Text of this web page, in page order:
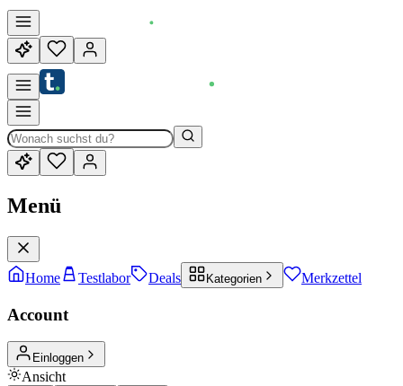
Menü
Home Testlabor Deals Kategorien Merkzettel
Account
Einloggen
Ansicht